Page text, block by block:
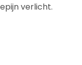
verlicht.